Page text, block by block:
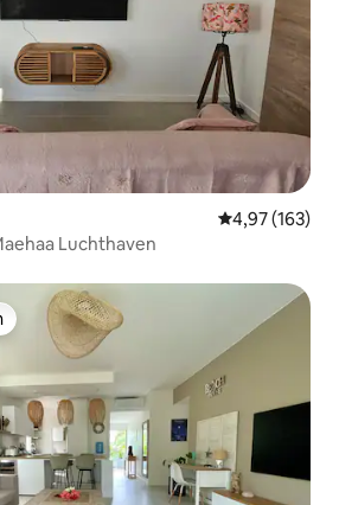
Gemiddelde
4,97 (163)
Luchthaven